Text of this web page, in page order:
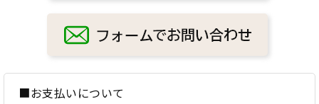
■お支払いについて